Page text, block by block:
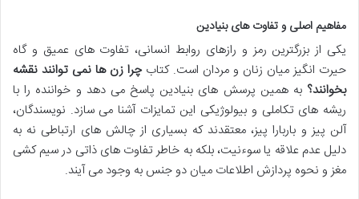
مفاهیم اصلی و تفاوت های بنیادین
یکی از بزرگترین رمز و رازهای روابط انسانی، تفاوت های عمیق و گاه
حیرت انگیز میان زنان و مردان است. کتابچرا زن ها نمی توانند نقشه
بخوانند؟ به همین پرسش های بنیادین پاسخ می دهد و خواننده را با
ریشه های تکاملی و بیولوژیکی این تمایزات آشنا می سازد. نویسندگان،
آلن پیز و باربارا پیز، معتقدند که بسیاری از چالش های ارتباطی نه به
دلیل عدم علاقه یا سوءنیت، بلکه به خاطر تفاوت های ذاتی در سیم کشی
مغز و نحوه پردازش اطلاعات میان دو جنس به وجود می آیند.